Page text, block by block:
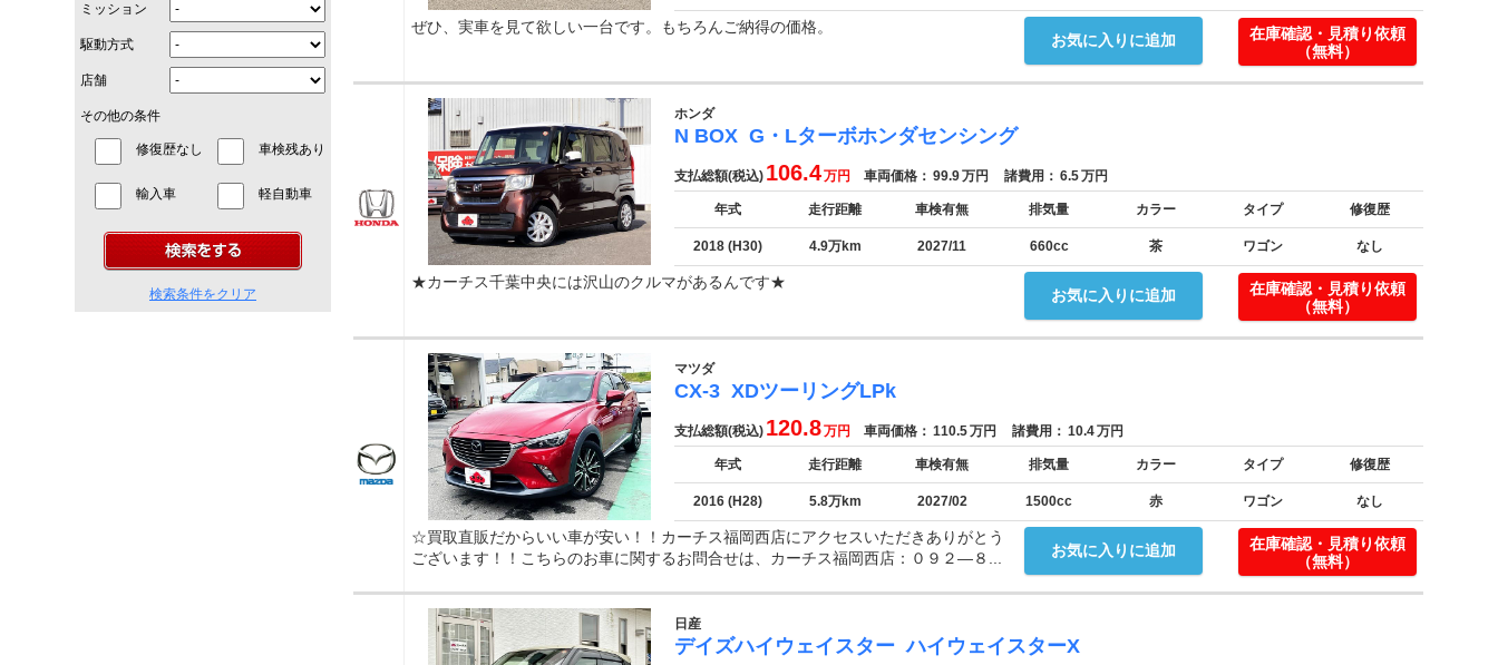
ミッション
駆動方式
店舗
その他の条件
修復歴なし 車検残あり
輸入車 軽自動車
検索条件をクリア
お気に入りに追加
ぜひ、実車を見て欲しい一台です。もちろんご納得の価格。
在庫確認・見積り依頼
（無料）
ホンダ
N BOX G・Lターボホンダセンシング
支払総額(税込) 106.4万円 車両価格： 99.9万円 諸費用： 6.5万円
年式 走行距離 車検有無 排気量 カラー タイプ 修復歴
2018 (H30) 4.9万km 2027/11 660cc 茶 ワゴン なし
お気に入りに追加
★カーチス千葉中央には沢山のクルマがあるんです★
在庫確認・見積り依頼
（無料）
マツダ
CX-3 XDツーリングLPk
支払総額(税込) 120.8万円 車両価格： 110.5万円 諸費用： 10.4万円
年式 走行距離 車検有無 排気量 カラー タイプ 修復歴
2016 (H28) 5.8万km 2027/02 1500cc 赤 ワゴン なし
お気に入りに追加
☆買取直販だからいい車が安い！！カーチス福岡西店にアクセスいただきありがとう
ございます！！こちらのお車に関するお問合せは、カーチス福岡西店：０９２—８...
在庫確認・見積り依頼
（無料）
日産
デイズハイウェイスター ハイウェイスターX